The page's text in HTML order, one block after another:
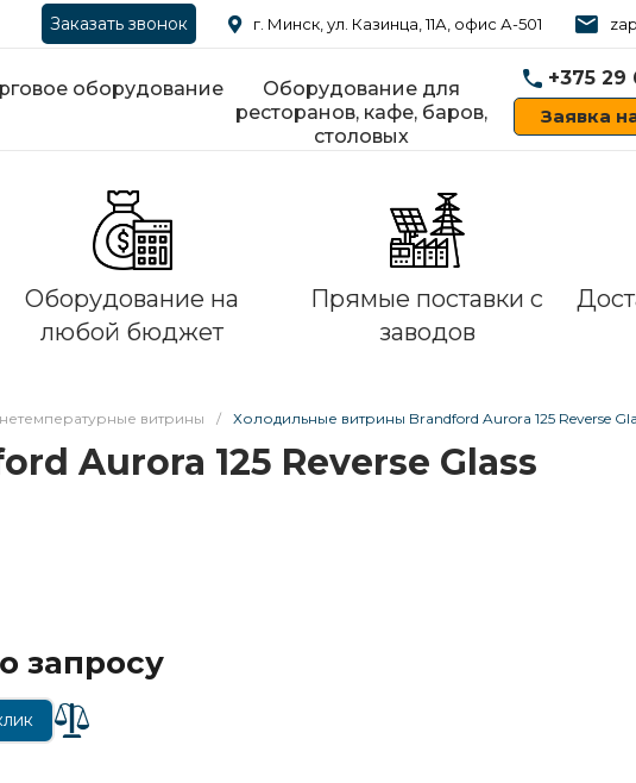
Заказать звонок г. Минск, ул. Казинца, 11А, офис А-501
оборудование
Оборудование для
ресторанов, кафе, баров,
столовых
+375 29
Заявка
Оборудование на
любой бюджет
Прямые поставки с
заводов
витрины / Холодильные витрины Brandford Aurora 125 Reverse
Aurora 125 Reverse Glass
запросу